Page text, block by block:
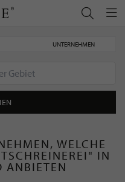
UNTERNEHMEN
WELCHE
IN
ANBIETEN